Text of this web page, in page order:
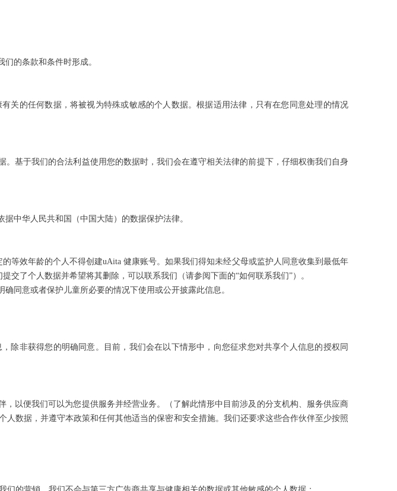
的条款和条件时形成。
关的任何数据，将被视为特殊或敏感的个人数据。根据适用法律，只有在您同意处理的情况
基于我们的合法利益使用您的数据时，我们会在遵守相关法律的前提下，仔细权衡我们自身
中华人民共和国（中国大陆）的数据保护法律。
等效年龄的个⼈不得创建uAita 健康账号。如果我们得知未经父母或监护人同意收集到最低年
了个人数据并希望将其删除，可以联系我们（请参阅下面的“如何联系我们”）。
同意或者保护儿童所必要的情况下使用或公开披露此信息。
除非获得您的明确同意。目前，我们会在以下情形中，向您征求您对共享个人信息的授权同
以便我们可以为您提供服务并经营业务。（了解此情形中目前涉及的分支机构、服务供应商
数据，并遵守本政策和任何其他适当的保密和安全措施。我们还要求这些合作伙伴至少按照